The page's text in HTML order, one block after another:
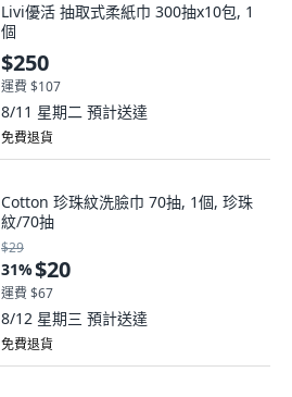
Livi優活 抽取式柔紙巾 300抽x10包, 1
個
$250
運費 $107
8/11 星期二 預計送達
免費退貨
Cotton 珍珠紋洗臉巾 70抽, 1個, 珍珠
紋/70抽
$29
31%$20
運費 $67
8/12 星期三 預計送達
免費退貨